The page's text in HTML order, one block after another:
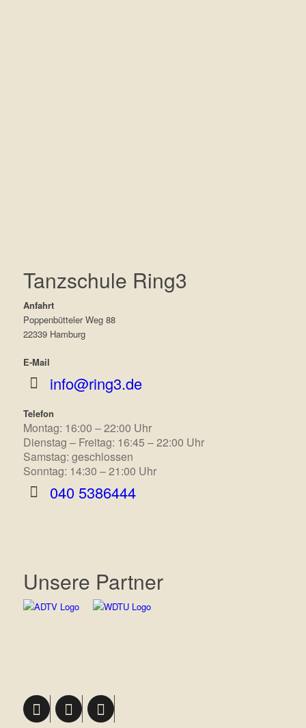
Tanzschule Ring3
Anfahrt
Poppenbütteler Weg 88
22339 Hamburg
E-Mail
info@ring3.de
Telefon
Montag: 16:00 – 22:00 Uhr
Dienstag – Freitag: 16:45 – 22:00 Uhr
Samstag: geschlossen
Sonntag: 14:30 – 21:00 Uhr
040 5386444
Unsere Partner